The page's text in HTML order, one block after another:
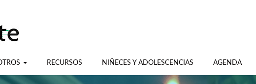
RECURSOS NIÑECES Y ADOLESCENCIAS AGENDA